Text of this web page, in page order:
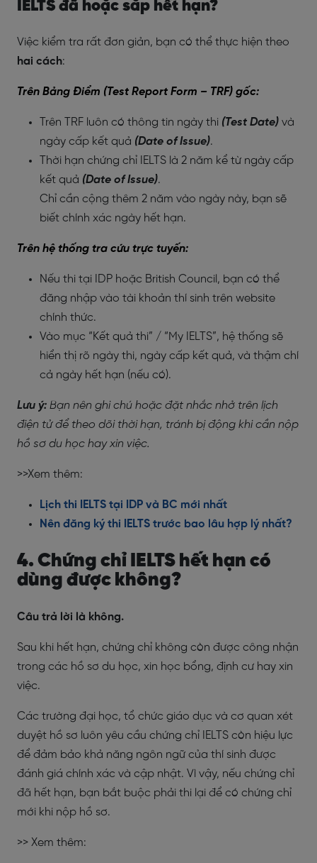
IELTS đã hoặc sắp hết hạn?
Việc kiểm tra rất đơn giản, bạn có thể thực hiện theo
hai cách:
Trên Bảng Điểm (Test Report Form – TRF) gốc:
Trên TRF luôn có thông tin ngày thi (Test Date) và
ngày cấp kết quả (Date of Issue).
Thời hạn chứng chỉ IELTS là 2 năm kể từ ngày cấp
kết quả (Date of Issue).
Chỉ cần cộng thêm 2 năm vào ngày này, bạn sẽ
biết chính xác ngày hết hạn.
Trên hệ thống tra cứu trực tuyến:
Nếu thi tại IDP hoặc British Council, bạn có thể
đăng nhập vào tài khoản thí sinh trên website
chính thức.
Vào mục “Kết quả thi” / “My IELTS”, hệ thống sẽ
hiển thị rõ ngày thi, ngày cấp kết quả, và thậm chí
cả ngày hết hạn (nếu có).
Lưu ý: Bạn nên ghi chú hoặc đặt nhắc nhở trên lịch
điện tử để theo dõi thời hạn, tránh bị động khi cần nộp
hồ sơ du học hay xin việc.
>>Xem thêm:
Lịch thi IELTS tại IDP và BC mới nhất
Nên đăng ký thi IELTS trước bao lâu hợp lý nhất?
4. Chứng chỉ IELTS hết hạn có
dùng được không?
Câu trả lời là không.
Sau khi hết hạn, chứng chỉ không còn được công nhận
trong các hồ sơ du học, xin học bổng, định cư hay xin
việc.
Các trường đại học, tổ chức giáo dục và cơ quan xét
duyệt hồ sơ luôn yêu cầu chứng chỉ IELTS còn hiệu lực
để đảm bảo khả năng ngôn ngữ của thí sinh được
đánh giá chính xác và cập nhật. Vì vậy, nếu chứng chỉ
đã hết hạn, bạn bắt buộc phải thi lại để có chứng chỉ
mới khi nộp hồ sơ.
>> Xem thêm: